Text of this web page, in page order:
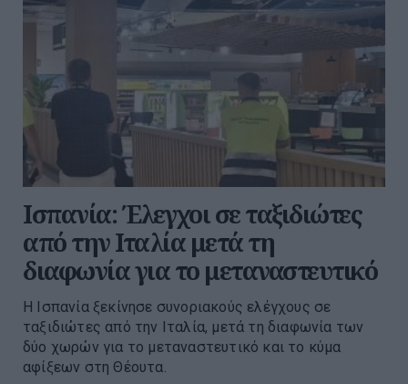
Ισπανία: Έλεγχοι σε ταξιδιώτες
από την Ιταλία μετά τη
διαφωνία για το μεταναστευτικό
Η Ισπανία ξεκίνησε συνοριακούς ελέγχους σε
ταξιδιώτες από την Ιταλία, μετά τη διαφωνία των
δύο χωρών για το μεταναστευτικό και το κύμα
αφίξεων στη Θέουτα.